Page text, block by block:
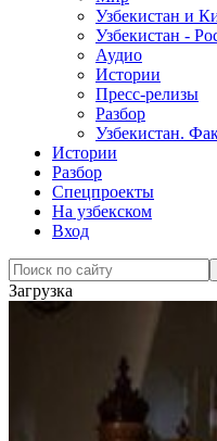
Узбекистан и
Узбекистан -
Аудио
Истории
Пресс-релизы
Разбор
Узбекистан.
Истории
Разбор
Спецпроекты
На узбекском
Вход
Загрузка